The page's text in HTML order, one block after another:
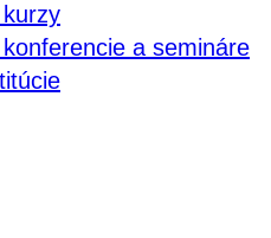
a semináre